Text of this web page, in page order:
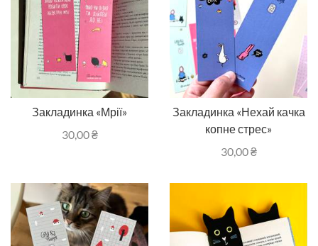
Закладинка «Мрії»
30,00₴
Закладинка «Нехай качка
копне стрес»
30,00₴